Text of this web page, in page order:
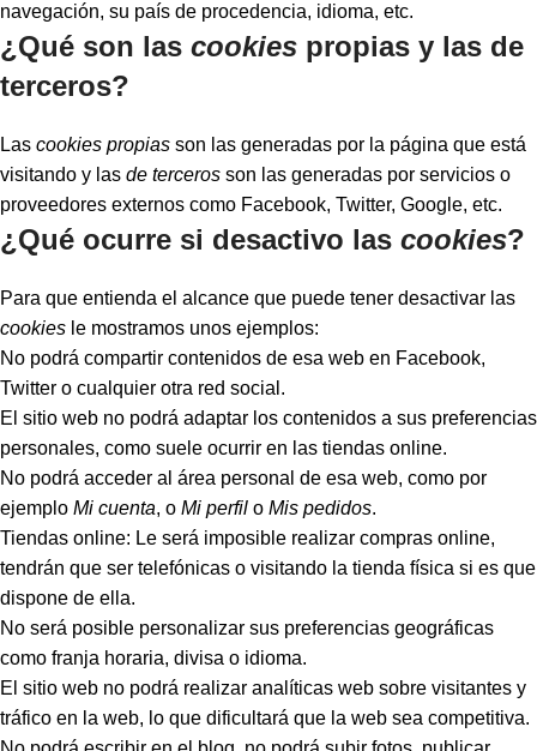
navegación, su país de procedencia, idioma, etc.
¿Qué son las cookies propias y las de
terceros?
Las cookies propias son las generadas por la página que está
visitando y las de terceros son las generadas por servicios o
proveedores externos como Facebook, Twitter, Google, etc.
¿Qué ocurre si desactivo las cookies?
Para que entienda el alcance que puede tener desactivar las
cookies le mostramos unos ejemplos:
No podrá compartir contenidos de esa web en Facebook,
Twitter o cualquier otra red social.
El sitio web no podrá adaptar los contenidos a sus preferencias
personales, como suele ocurrir en las tiendas online.
No podrá acceder al área personal de esa web, como por
ejemplo Mi cuenta, o Mi perfil o Mis pedidos.
Tiendas online: Le será imposible realizar compras online,
tendrán que ser telefónicas o visitando la tienda física si es que
dispone de ella.
No será posible personalizar sus preferencias geográficas
como franja horaria, divisa o idioma.
El sitio web no podrá realizar analíticas web sobre visitantes y
tráfico en la web, lo que dificultará que la web sea competitiva.